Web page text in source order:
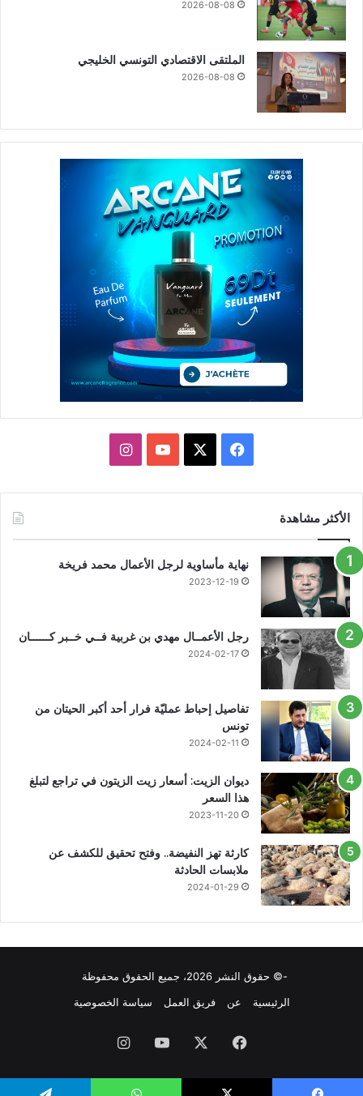
2026-08-08
الملتقى الاقتصادي التونسي الخليجي
2026-08-08
فيسبوك يوتيوبانستقرام
الأكثر مشاهدة
نهاية مأساوية لرجل الأعمال محمد فريخة
2023-12-19
رجل الأعمــال مهدي بن غربية فــي خــبر كــــــان
2024-02-17
تفاصيل إحباط عمليّة فرار أحد أكبر الحيتان من
تونس
2024-02-11
ديوان الزيت: أسعار زيت الزيتون في تراجع لتبلغ
هذا السعر
2023-11-20
كارثة تهز النفيضة.. وفتح تحقيق للكشف عن
ملابسات الحادثة
2024-01-29
-© حقوق النشر 2026، جميع الحقوق محفوظة
الرئيسية
عن فريق العمل سياسة الخصوصية
فيسبوك يوتيوبانستقرام